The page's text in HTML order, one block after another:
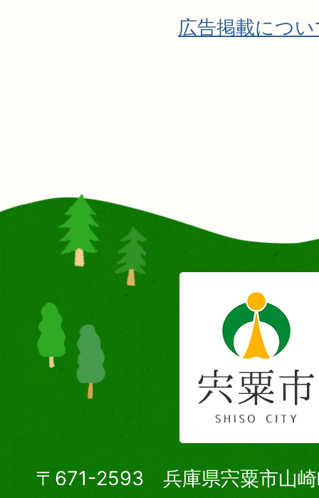
広告掲載につ
〒671-2593 兵庫県宍粟市山崎